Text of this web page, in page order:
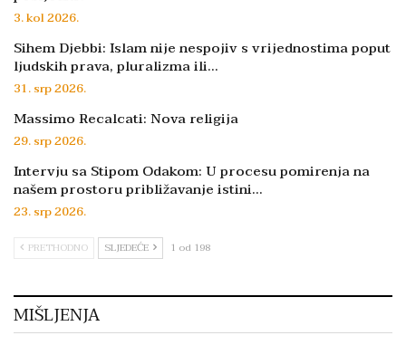
3. kol 2026.
Sihem Djebbi: Islam nije nespojiv s vrijednostima poput
ljudskih prava, pluralizma ili…
31. srp 2026.
Massimo Recalcati: Nova religija
29. srp 2026.
Intervju sa Stipom Odakom: U procesu pomirenja na
našem prostoru približavanje istini…
23. srp 2026.
PRETHODNO SLJEDEĆE 1 od 198
MIŠLJENJA